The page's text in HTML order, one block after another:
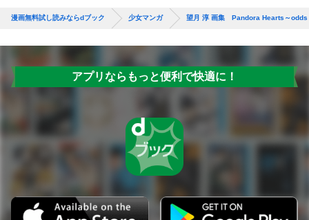
漫画無料試し読みならdブック 少女マンガ 望月 淳 画集 Pandora Hearts～odds
アプリならもっと便利で快適に！